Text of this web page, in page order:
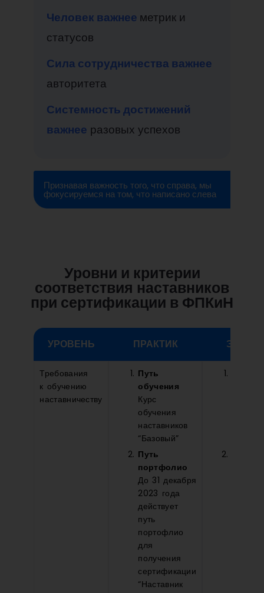
Человек важнее метрик и
статусов
Сила сотрудничества важнее
авторитета
Системность достижений
важнее разовых успехов
Признавая важность того, что справа, мы
фокусируемся на том, что написано слева
Уровни и критерии
соответствия наставников
при сертификации в ФПКиН
УРОВЕНЬ ПРАКТИК
Требования
к обучению
наставничеству
Путь
обучения
Курс
обучения
наставников
“Базовый”
Путь
портфолио
До 31 декабря
2023 года
действует
путь
портофлио
для
получения
сертификации
“Наставник